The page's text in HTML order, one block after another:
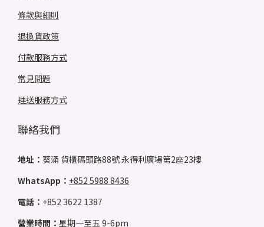
條款與細則
退換貨政策
付款服務方式
常見問題
運送服務方式
聯絡我們
地址： 葵涌 貨櫃碼頭路88號 永得利廣場第2座23樓
WhatsApp： +852 5988 8436
電話： +852 3622 1387
營業時間： 星期一至五 9-6pm